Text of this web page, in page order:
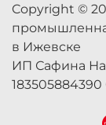
Copyright ©
в Ижевске
ИП Сафина